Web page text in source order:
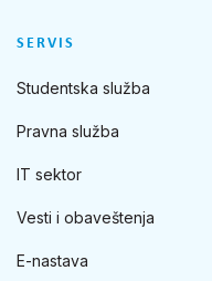
SERVIS
Studentska služba
Pravna služba
IT sektor
Vesti i obaveštenja
E-nastava